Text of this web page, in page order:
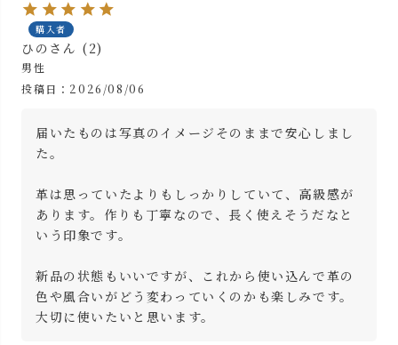
購入者
ひの 2
男性
投稿日
2026/08/06
届いたものは写真のイメージそのままで安心しまし
た。
革は思っていたよりもしっかりしていて、高級感が
あります。作りも丁寧なので、長く使えそうだなと
いう印象です。
新品の状態もいいですが、これから使い込んで革の
色や風合いがどう変わっていくのかも楽しみです。
大切に使いたいと思います。